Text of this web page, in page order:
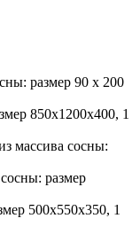
размер 90 x 200
850х1200х400, 1
массива сосны:
размер
500х550х350, 1